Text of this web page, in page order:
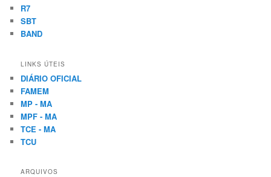
R7
SBT
BAND
LINKS ÚTEIS
DIÁRIO OFICIAL
FAMEM
MP - MA
MPF - MA
TCE - MA
TCU
ARQUIVOS